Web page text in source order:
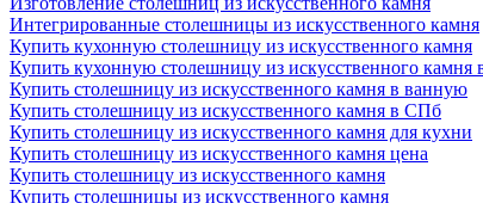
Интегрированные столешницы из искусственного камня
Купить кухонную столешницу из искусственного камня
Купить кухонную столешницу из искусственного
Купить столешницу из искусственного камня в ванную
Купить столешницу из искусственного камня в СПб
Купить столешницу из искусственного камня для кухни
Купить столешницу из искусственного камня цена
Купить столешницу из искусственного камня
Купить столешницы из искусственного камня